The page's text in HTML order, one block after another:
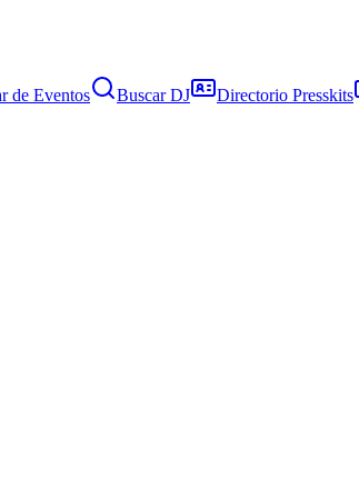
de Eventos Buscar DJ Directorio Presskits